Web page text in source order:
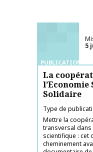
PUBLICATIONS
5
La
l’Economie
Solidaire
Type de
Mettre la
transversal
scientifique : cet
cheminement